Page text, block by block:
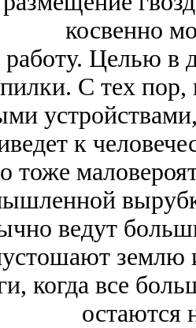
косвенно
работу. Целью в
С тех
к
тоже
ведут
землю
когда все